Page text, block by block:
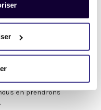
les accessoires
possession :
souris,
vos appareils
en prendrons